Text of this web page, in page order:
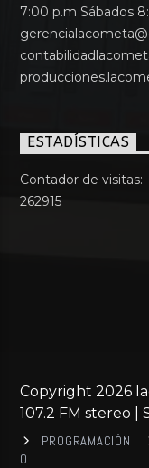
7:00 p.m Sábados
ESTADÍSTICAS
Contador de visitas:
262915
Copyright 2026
107.2 FM stereo |
PROGRAMACIÓN
0